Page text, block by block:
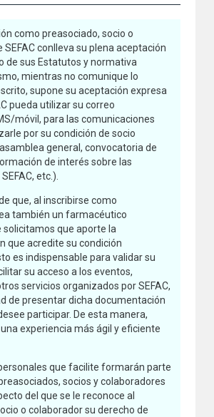
como preasociado, socio o
SEFAC conlleva su plena aceptación
de sus Estatutos y normativa
mientras no comunique lo
supone su aceptación expresa
pueda utilizar su correo
móvil, para las comunicaciones
por su condición de socio
general, convocatoria de
de interés sobre las
etc.).
que, al inscribirse como
también un farmacéutico
solicitamos que aporte la
que acredite su condición
es indispensable para validar su
su acceso a los eventos,
servicios organizados por SEFAC,
de presentar dicha documentación
participar. De esta manera,
experiencia más ágil y eficiente
que facilite formarán parte
socios y colaboradores
del que se le reconoce al
o colaborador su derecho de